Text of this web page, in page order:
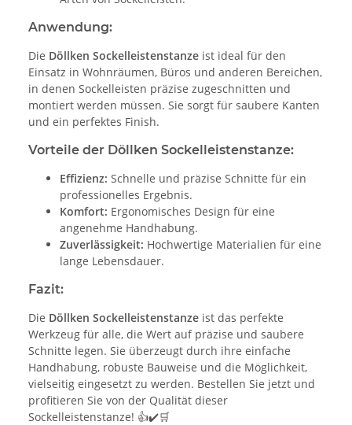
Anwendung:
Die Döllken Sockelleistenstanze ist ideal für den
Einsatz in Wohnräumen, Büros und anderen Bereichen,
in denen Sockelleisten präzise zugeschnitten und
montiert werden müssen. Sie sorgt für saubere Kanten
und ein perfektes Finish.
Vorteile der Döllken Sockelleistenstanze:
Effizienz: Schnelle und präzise Schnitte für ein
professionelles Ergebnis.
Komfort: Ergonomisches Design für eine
angenehme Handhabung.
Zuverlässigkeit: Hochwertige Materialien für eine
lange Lebensdauer.
Fazit:
Die Döllken Sockelleistenstanze ist das perfekte
Werkzeug für alle, die Wert auf präzise und saubere
Schnitte legen. Sie überzeugt durch ihre einfache
Handhabung, robuste Bauweise und die Möglichkeit,
vielseitig eingesetzt zu werden. Bestellen Sie jetzt und
profitieren Sie von der Qualität dieser
Sockelleistenstanze! 👍✔️🛒